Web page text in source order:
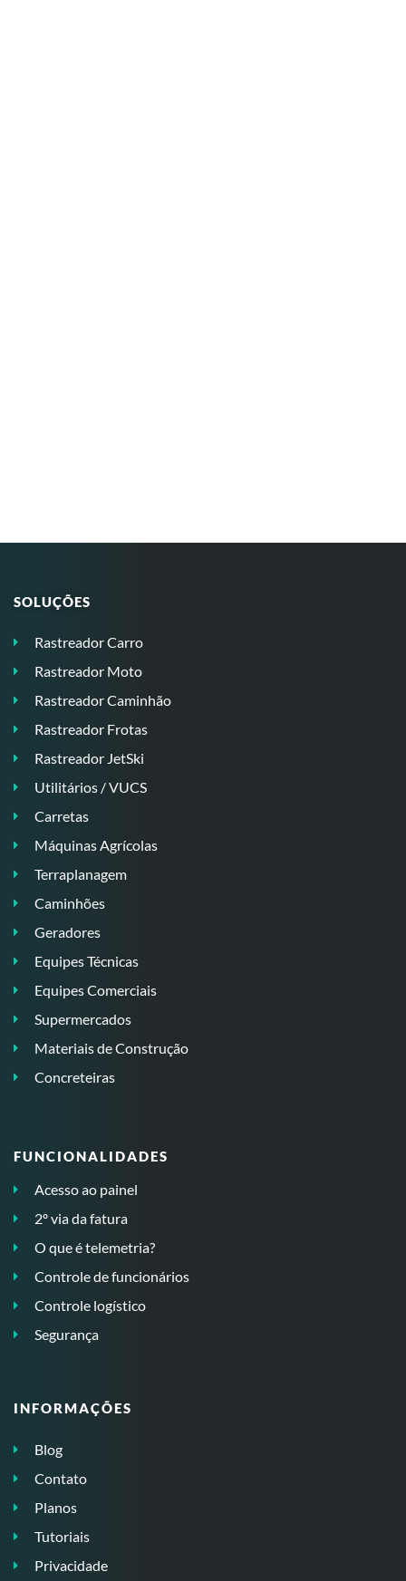
SOLUÇÕES
Rastreador Carro
Rastreador Moto
Rastreador Caminhão
Rastreador Frotas
Rastreador JetSki
Utilitários / VUCS
Carretas
Máquinas Agrícolas
Terraplanagem
Caminhões
Geradores
Equipes Técnicas
Equipes Comerciais
Supermercados
Materiais de Construção
Concreteiras
FUNCIONALIDADES
Acesso ao painel
2º via da fatura
O que é telemetria?
Controle de funcionários
Controle logístico
Segurança
INFORMAÇÕES
Blog
Contato
Planos
Tutoriais
Privacidade